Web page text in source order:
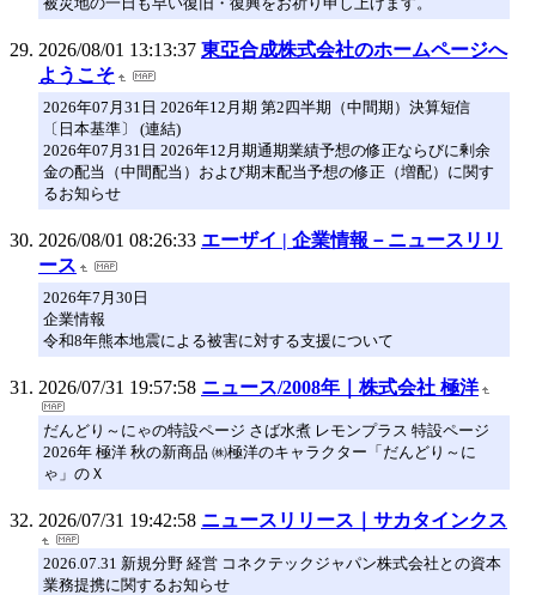
2026/08/01 13:13:37 東亞合成株式会社のホームページへ
ようこそ
2026年07月31日 2026年12月期 第2四半期（中間期）決算短信
〔日本基準〕 (連結)
2026年07月31日 2026年12月期通期業績予想の修正ならびに剰余
金の配当（中間配当）および期末配当予想の修正（増配）に関す
るお知らせ
2026/08/01 08:26:33 エーザイ | 企業情報－ニュースリリ
ース
2026年7月30日
企業情報
令和8年熊本地震による被害に対する支援について
2026/07/31 19:57:58 ニュース/2008年｜株式会社 極洋
だんどり～にゃの特設ページ さば水煮 レモンプラス 特設ページ
2026年 極洋 秋の新商品 ㈱極洋のキャラクター「だんどり～に
ゃ」のＸ
2026/07/31 19:42:58 ニュースリリース｜サカタインクス
2026.07.31 新規分野 経営 コネクテックジャパン株式会社との資本
業務提携に関するお知らせ